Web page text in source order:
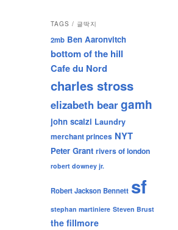
TAGS / 글딱지
2mb Ben Aaronvitch
bottom of the hill
Cafe du Nord
charles stross
elizabeth beargamh
john scalzi Laundry
merchant princes NYT
Peter Grant rivers of london
robert downey jr.
Robert Jackson Bennett sf
stephan martiniere Steven Brust
the fillmore